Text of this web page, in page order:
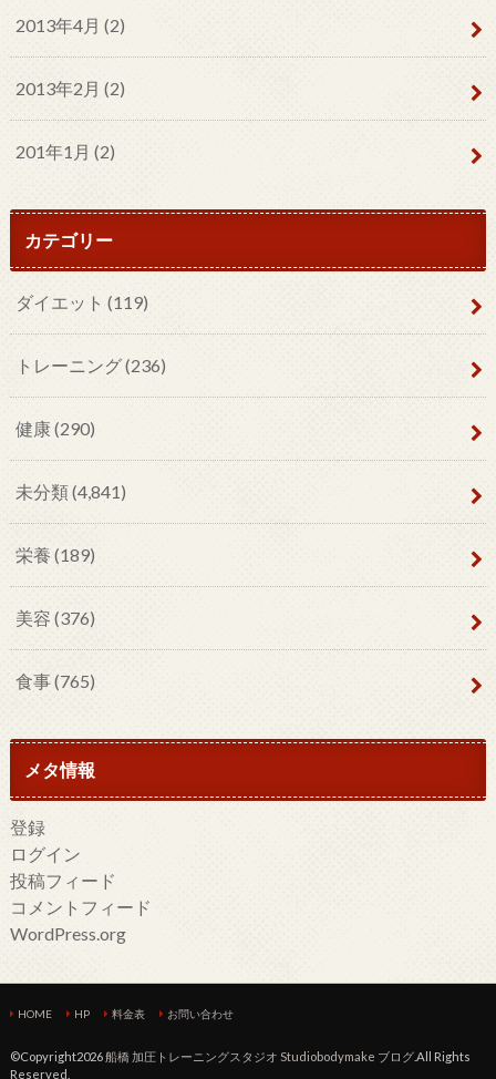
2013年4月 (2)
2013年2月 (2)
201年1月 (2)
カテゴリー
ダイエット (119)
トレーニング(236)
健康(290)
未分類(4,841)
栄養 (189)
美容 (376)
食事(765)
メタ情報
登録
ログイン
投稿フィード
コメントフィード
WordPress.org
HOME HP 料金表 お問い合わせ
©Copyright2026船橋 加圧トレーニングスタジオ Studiobodymake ブログ.All Rights
Reserved.